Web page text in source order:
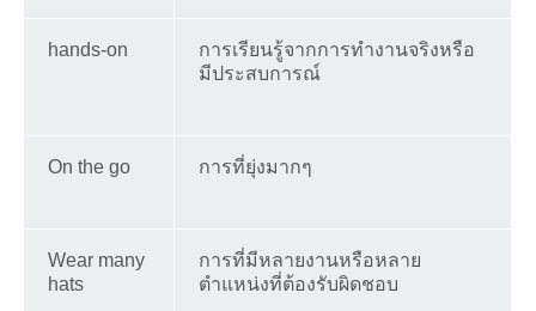
hands-on
การเรียนรู้จากการทำงานจริงหรือ
มีประสบการณ์
On the go การที่ยุ่งมากๆ
Wear many
hats
การที่มีหลายงานหรือหลาย
ตำแหน่งที่ต้องรับผิดชอบ